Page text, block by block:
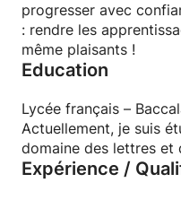
progresser avec
: rendre les
même plaisants !
Education
Lycée français –
Actuellement, je suis
domaine des lettres et
Expérience /